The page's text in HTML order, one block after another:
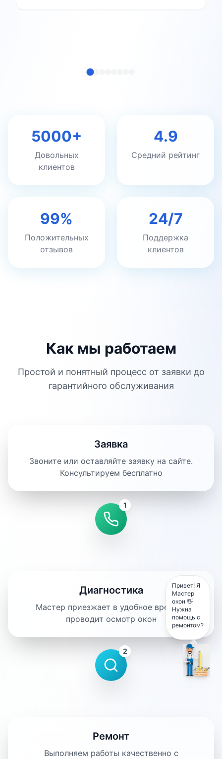
5000+
Довольных
клиентов
4.9
Средний рейтинг
99%
Положительных
отзывов
24/7
Поддержка
клиентов
Как мы работаем
Простой и понятный процесс от заявки до
гарантийного обслуживания
Заявка
Звоните или оставляйте заявку на сайте.
Консультируем бесплатно
1
Диагностика
Мастер приезжает в удобное время и
проводит осмотр окон
2
Ремонт
Выполняем работы качественно с
Привет! Я
Мастер
окон 👋
Нужна
помощь с
ремонтом?